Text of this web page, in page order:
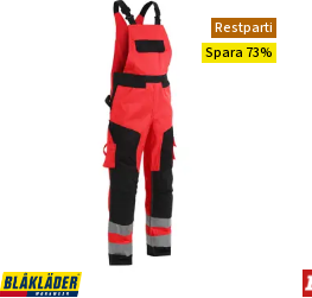
Restparti
Spara 73%